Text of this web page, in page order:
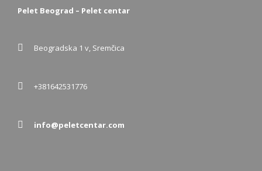
Pelet Beograd – Pelet centar
Beogradska 1 v, Sremčica
+381642531776
info@peletcentar.com